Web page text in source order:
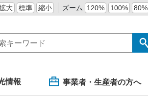
大 標準 縮小 ズーム 120% 100% 80%
情報 事業者・生産者の方へ